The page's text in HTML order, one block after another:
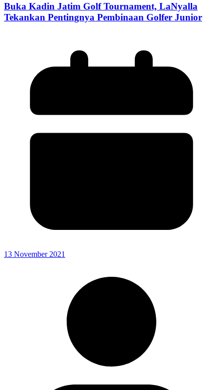
Buka Kadin Jatim Golf Tournament, LaNyalla
Tekankan Pentingnya Pembinaan Golfer Junior
13 November 2021